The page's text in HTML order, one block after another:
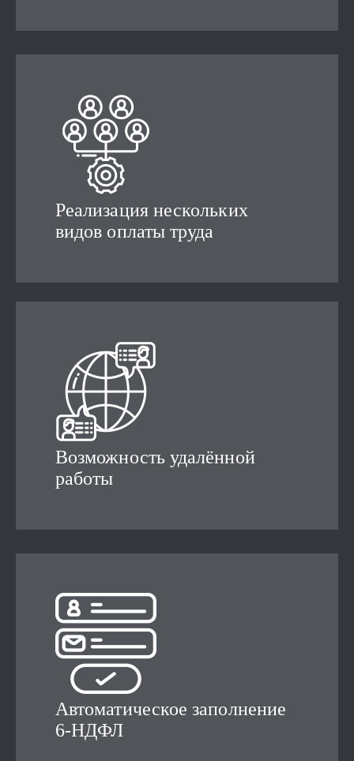
Реализация нескольких
видов оплаты труда
Возможность удалённой
работы
Автоматическое заполнение
6-НДФЛ